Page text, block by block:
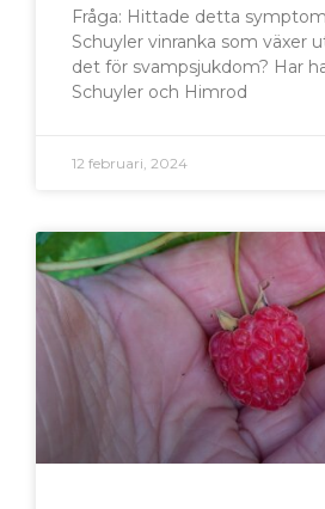
Fråga: Hittade detta
Schuyler vinranka som växer
det för svampsjukdom? Har
Schuyler och Himrod
12 februari, 2024